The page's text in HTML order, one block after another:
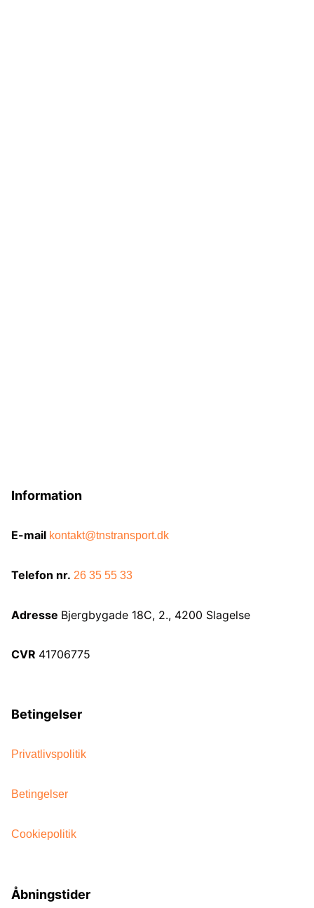
Information
E-mail kontakt@tnstransport.dk
Telefon nr. 26 35 55 33
Adresse Bjergbygade 18C, 2., 4200 Slagelse
CVR 41706775
Betingelser
Privatlivspolitik
Betingelser
Cookiepolitik
Åbningstider